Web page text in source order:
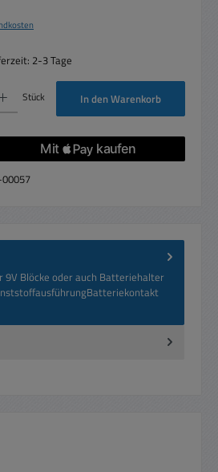
2-3 Tage
Wert ein oder benutze die Schaltflächen um
Stück In den Warenkorb
9V Blöcke oder auch Batteriehalter